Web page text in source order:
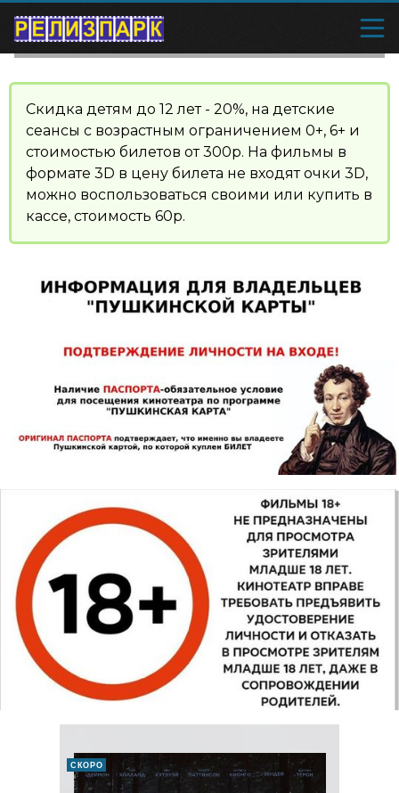
Скидка детям до 12 лет - 20%, на детские
сеансы с возрастным ограничением 0+, 6+ и
стоимостью билетов от 300р. На фильмы в
формате 3D в цену билета не входят очки 3D,
можно воспользоваться своими или купить в
кассе, стоимость 60р.
СКОРО